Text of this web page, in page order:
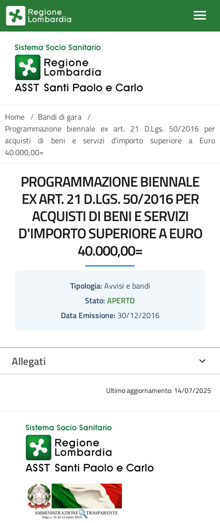
Salta al contenuto principale
Home / Bandi di gara /
Programmazione biennale ex art. 21 D.Lgs. 50/2016 per
acquisti di beni e servizi d'importo superiore a Euro
40.000,00=
PROGRAMMAZIONE BIENNALE
EX ART. 21 D.LGS. 50/2016 PER
ACQUISTI DI BENI E SERVIZI
D'IMPORTO SUPERIORE A EURO
40.000,00=
Tipologia: Avvisi e bandi
Stato: APERTO
Data Emissione: 30/12/2016
Allegati
Ultimo aggiornamento: 14/07/2025